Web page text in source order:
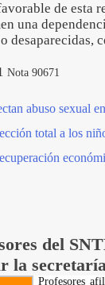
de esta
una
desaparecidas,
Nota 90671
abuso sexual
total a los
del
la
Profesores